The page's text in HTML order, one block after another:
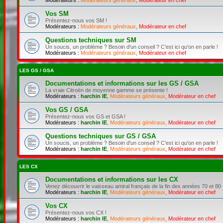
Vos SM
Présentez-nous vos SM !
Modérateurs : Modérateurs généraux Modérateur en chef
Questions techniques sur SM
Un soucis, un problème ? Besoin d'un conseil ? C'est ici qu'on en parle !
Modérateurs : Modérateurs généraux Modérateur en chef
LES GS / GSA
Documentations et informations sur les GS / GSA
La vraie Citroën de moyenne gamme se présente !
Modérateurs : harchin IE, Modérateurs généraux Modérateur en chef
Vos GS / GSA
Présentez-nous vos GS et GSA !
Modérateurs : harchin IE, Modérateurs généraux Modérateur en chef
Questions techniques sur GS / GSA
Un soucis, un problème ? Besoin d'un conseil ? C'est ici qu'on en parle !
Modérateurs : harchin IE, Modérateurs généraux Modérateur en chef
LES CX
Documentations et informations sur les CX
Venez découvrir le vaisseau amiral français de la fin des années 70 et 80
Modérateurs : harchin IE, Modérateurs généraux Modérateur en chef
Vos CX
Présentez-nous vos CX !
Modérateurs : harchin IE, Modérateurs généraux Modérateur en chef